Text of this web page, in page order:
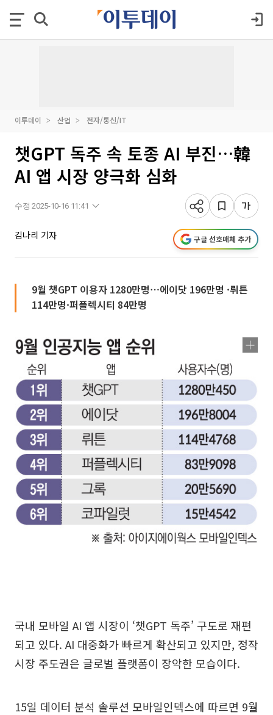
이투데이 산업 전자/통신/IT
챗GPT 독주 속 토종 AI 부진…韓
AI 앱 시장 양극화 심화
수정 2025-10-16 11:41
김나리 기자 구글 선호매체 추가
9월 챗GPT 이용자 1280만명⋯에이닷 196만명 ·뤼튼
114만명·퍼플렉시티 84만명
국내 모바일 AI 앱 시장이 ‘챗GPT 독주’ 구도로 재편
되고 있다. AI 대중화가 빠르게 확산되고 있지만, 정작
시장 주도권은 글로벌 플랫폼이 장악한 모습이다.
15일 데이터 분석 솔루션 모바일인덱스에 따르면 9월